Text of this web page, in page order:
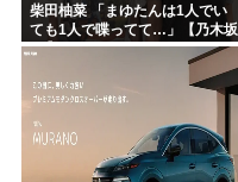
柴田柚菜 「まゆたんは1人でい
ても1人で喋ってて…」【乃木坂
46】